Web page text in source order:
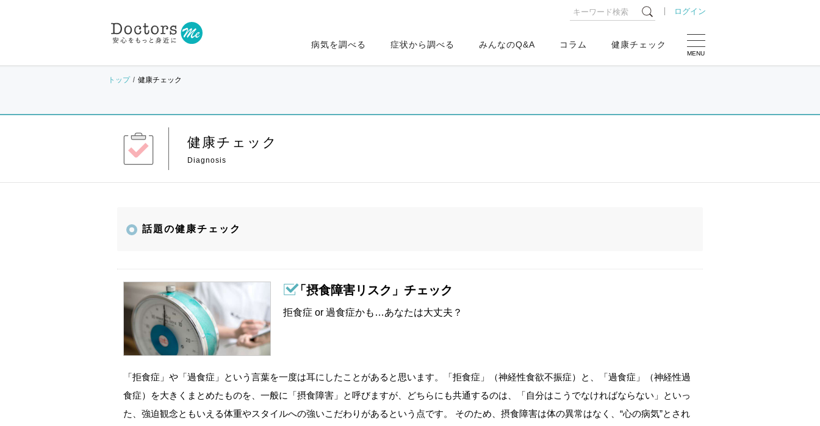
ログイン
MENU
病気を調べる 症状から調べる みんなのQ&A コラム 健康チェック
トップ 健康チェック
健康チェック
話題の健康チェック
「摂食障害リスク」チェック
拒食症 or 過食症かも…あなたは大丈夫？
「拒食症」や「過食症」という言葉を一度は耳にしたことがあると思います。「拒食症」（神経性食欲不振症）と、「過食症」（神経性過
食症）を大きくまとめたものを、一般に「摂食障害」と呼びますが、どちらにも共通するのは、「自分はこうでなければならない」といっ
た、強迫観念ともいえる体重やスタイルへの強いこだわりがあるという点です。 そのため、摂食障害は体の異常はなく、“心の病気”とされ